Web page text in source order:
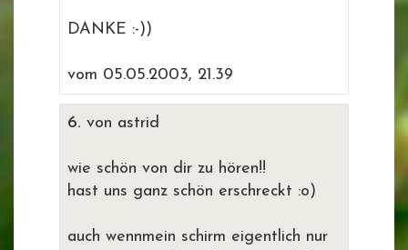
DANKE :-))
vom 05.05.2003, 21.39
6. von astrid
wie schön von dir zu hören!!
hast uns ganz schön erschreckt :o)
auch wennmein schirm eigentlich nur